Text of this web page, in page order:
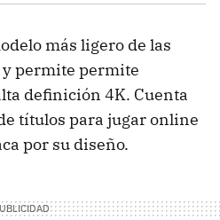
más ligero de las
y permite permite
definición 4K. Cuenta
títulos para jugar online
por su diseño.